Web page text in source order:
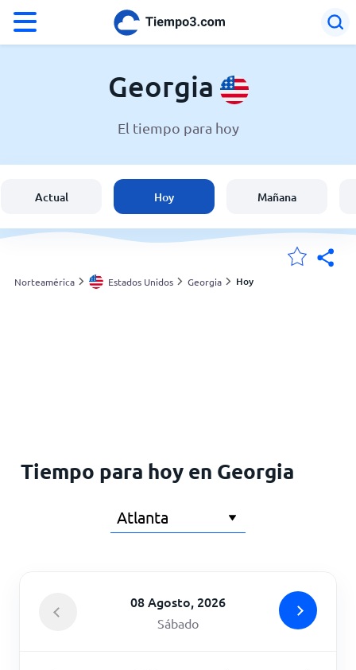
El clima en Georgia
España
Argentina
Georgia
El tiempo para hoy
Actual Hoy Mañana
Norteamérica Estados Unidos Georgia Hoy
Tiempo para hoy en Georgia
08 Agosto, 2026
Sábado